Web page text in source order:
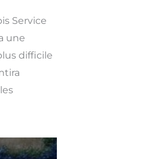
Service
une
difficile